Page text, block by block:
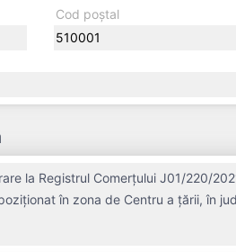
Cod poștal
510001
la Registrul Comerțului J01/220/
în zona de Centru a țării, în